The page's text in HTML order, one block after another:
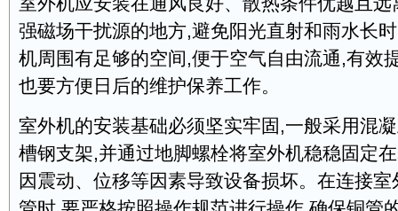
强磁场干扰源的地方,避免阳光直射和雨水长
机周围有足够的空间,便于空气自由流通,有效
也要方便日后的维护保养工作。
室外机的安装基础必须坚实牢固,一般采用混
槽钢支架,并通过地脚螺栓将室外机稳稳固定
因震动、位移等因素导致设备损坏。在连接